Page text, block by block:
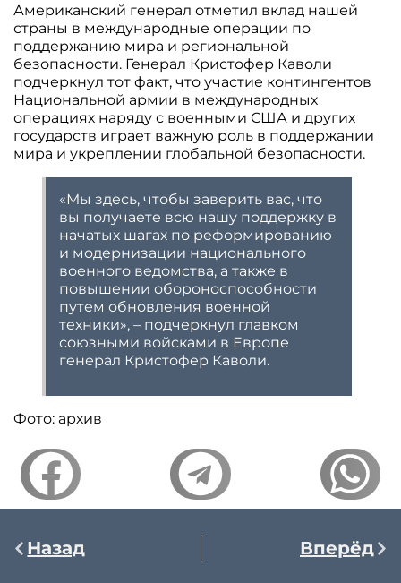
Американский генерал отметил вклад нашей
страны в международные операции по
поддержанию мира и региональной
безопасности. Генерал Кристофер Каволи
подчеркнул тот факт, что участие контингентов
Национальной армии в международных
операциях наряду с военными США и других
государств играет важную роль в поддержании
мира и укреплении глобальной безопасности.
«Мы здесь, чтобы заверить вас, что
вы получаете всю нашу поддержку в
начатых шагах по реформированию
и модернизации национального
военного ведомства, а также в
повышении обороноспособности
путем обновления военной
техники», – подчеркнул главком
союзными войсками в Европе
генерал Кристофер Каволи.
Фото: архив
Назад Вперёд